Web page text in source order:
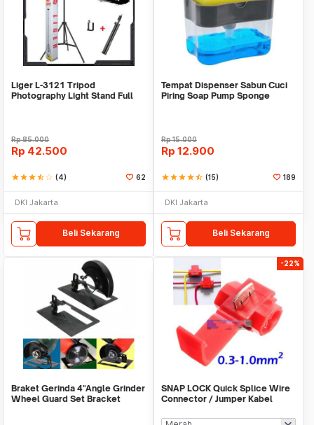
Liger L-3121 Tripod
Photography Light Stand Full
Rp85.000
Rp 42.500
starstarstarstar_halfstar_border (4) 62
DKI Jakarta
Beli Sekarang
Tempat Dispenser Sabun Cuci
Piring Soap Pump Sponge
Rp15.000
Rp 12.900
starstarstarstarstar_half (15) 189
DKI Jakarta
Beli Sekarang
Braket Gerinda 4"Angle Grinder
Wheel Guard Set Bracket
-22%
SNAP LOCK Quick Splice Wire
Connector / Jumper Kabel